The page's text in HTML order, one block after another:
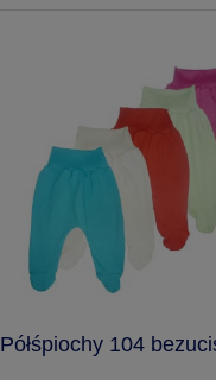
Półśpiochy 104